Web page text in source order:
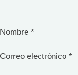
Nombre *
Correo electrónico *